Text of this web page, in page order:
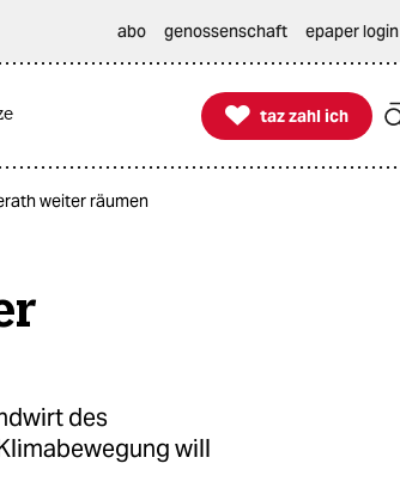
abo genossenschaft epaper login

taz zahl ich
taz zahl ich
weiter räumen
des
will